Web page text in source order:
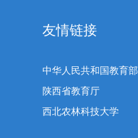
友情链接
中华人民共和国教育部
陕西省教育厅
西北农林科技大学